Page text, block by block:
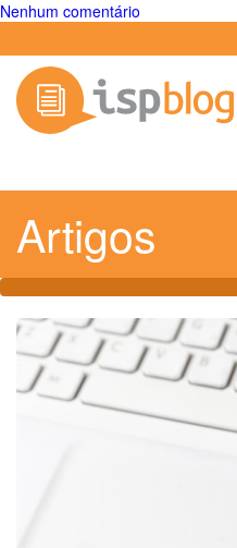
Nenhum comentário
Artigos